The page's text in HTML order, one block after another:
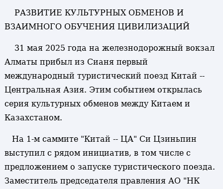
РАЗВИТИЕ КУЛЬТУРНЫХ ОБМЕНОВ И
ВЗАИМНОГО ОБУЧЕНИЯ ЦИВИЛИЗАЦИЙ
31 мая 2025 года на железнодорожный вокзал
Алматы прибыл из Сианя первый
международный туристический поезд Китай --
Центральная Азия. Этим событием открылась
серия культурных обменов между Китаем и
Казахстаном.
На 1-м саммите "Китай -- ЦА" Си Цзиньпин
выступил с рядом инициатив, в том числе с
предложением о запуске туристического поезда.
Заместитель председателя правления АО "НК